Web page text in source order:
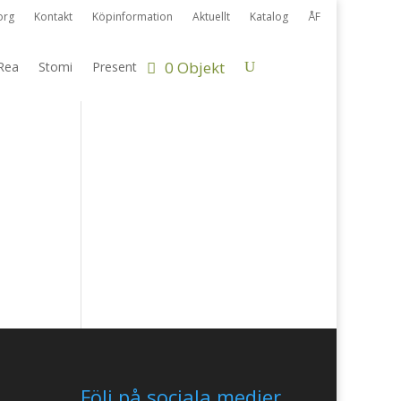
Kontakt Köpinformation Aktuellt Katalog ÅF
Stomi Present 0 Objekt